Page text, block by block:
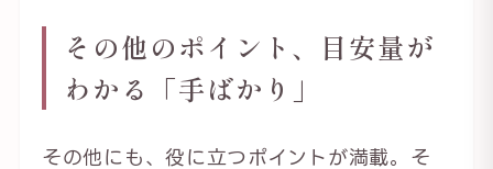
その他のポイント、目安量が
わかる「手ばかり」
その他にも、役に立つポイントが満載。そ